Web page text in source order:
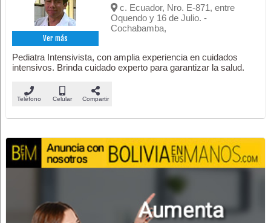
Ver más
c. Ecuador, Nro. E-871, entre
Oquendo y 16 de Julio. -
Cochabamba,
Pediatra Intensivista, con amplia experiencia en cuidados
intensivos. Brinda cuidado experto para garantizar la salud.
Teléfono Celular Compartir